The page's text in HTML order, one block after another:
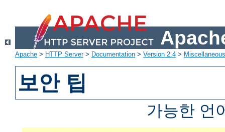
Apache > HTTP Server> Documentation > Version 2.4 >
보안 팁
가능한 언